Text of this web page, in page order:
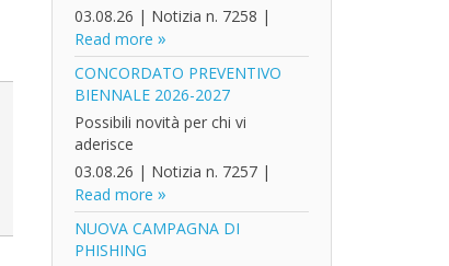
03.08.26 | Notizia n. 7258 |
Read more
CONCORDATO PREVENTIVO
BIENNALE 2026-2027
Possibili novità per chi vi
aderisce
03.08.26 | Notizia n. 7257|
Read more
NUOVA CAMPAGNA DI
PHISHING